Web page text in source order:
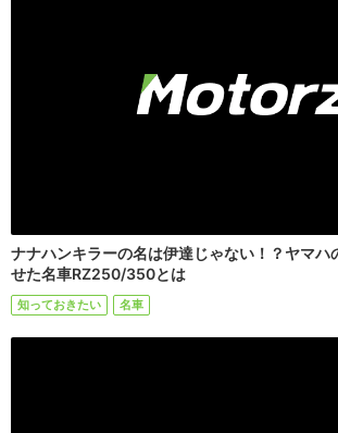
ナナハンキラーの名は伊達じゃない！？ヤマハ
せた名車RZ250/350とは
知っておきたい 名車